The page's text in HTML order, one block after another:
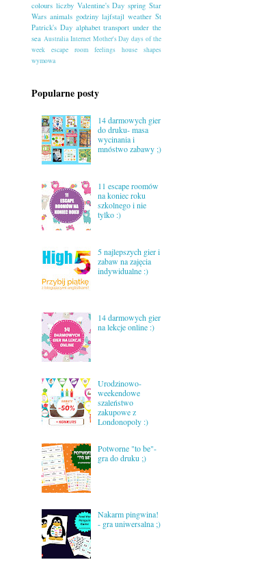
colours liczby Valentine's Day spring Star
Wars animals godziny lajfstajl weather St
Patrick's Day alphabet transport under the
sea Australia Internet Mother's Day days of the
week
escape room feelings house
shapes
wymowa
Popularne posty
14 darmowych gier
do druku- masa
wycinania i
mnóstwo zabawy ;)
11 escape roomów
na koniec roku
szkolnego i nie
tylko :)
5 najlepszych gier i
zabaw na zajęcia
indywidualne :)
14 darmowych gier
na lekcje online :)
Urodzinowo-
weekendowe
szaleństwo
zakupowe z
Londonopoly :)
Potworne "to be"-
gra do druku ;)
Nakarm pingwina!
- gra uniwersalna ;)